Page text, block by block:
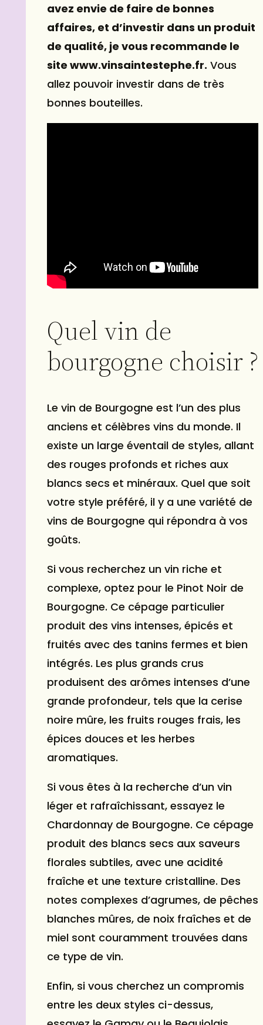
avez envie de faire de bonnes
affaires, et d’investir dans un produit
de qualité, je vous recommande le
site www.vinsaintestephe.fr. Vous
allez pouvoir investir dans de très
bonnes bouteilles.
Quel vin de
bourgogne choisir ?
Le vin de Bourgogne est l’un des plus
anciens et célèbres vins du monde. Il
existe un large éventail de styles, allant
des rouges profonds et riches aux
blancs secs et minéraux. Quel que soit
votre style préféré, il y a une variété de
vins de Bourgogne qui répondra à vos
goûts.
Si vous recherchez un vin riche et
complexe, optez pour le Pinot Noir de
Bourgogne. Ce cépage particulier
produit des vins intenses, épicés et
fruités avec des tanins fermes et bien
intégrés. Les plus grands crus
produisent des arômes intenses d’une
grande profondeur, tels que la cerise
noire mûre, les fruits rouges frais, les
épices douces et les herbes
aromatiques.
Si vous êtes à la recherche d’un vin
léger et rafraîchissant, essayez le
Chardonnay de Bourgogne. Ce cépage
produit des blancs secs aux saveurs
florales subtiles, avec une acidité
fraîche et une texture cristalline. Des
notes complexes d’agrumes, de pêches
blanches mûres, de noix fraîches et de
miel sont couramment trouvées dans
ce type de vin.
Enfin, si vous cherchez un compromis
entre les deux styles ci-dessus,